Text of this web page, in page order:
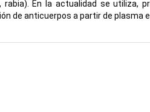
rabia). En la actualidad se utiliza,
de anticuerpos a partir de plasma